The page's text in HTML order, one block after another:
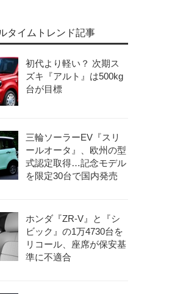
タイムトレンド記事
初代より軽い？ 次期ス
ズキ『アルト』は500kg
台が目標
三輪ソーラーEV『スリ
ールオータ』、欧州の型
式認定取得…記念モデル
を限定30台で国内発売
ホンダ『ZR-V』と『シ
ビック』の1万4730台を
リコール、座席が保安基
準に不適合